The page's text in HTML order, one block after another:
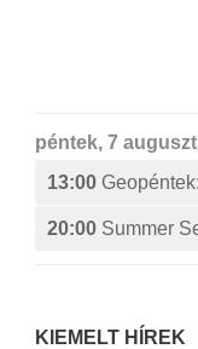
péntek, 7
13:00
20:00 Summer
KIEMELT HÍREK